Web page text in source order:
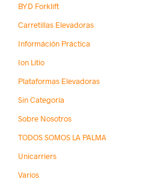
BYD Forklift
Carretillas Elevadoras
Információn Práctica
Ion Litio
Plataformas Elevadoras
Sin Categoría
Sobre Nosotros
TODOS SOMOS LA PALMA
Unicarriers
Varios